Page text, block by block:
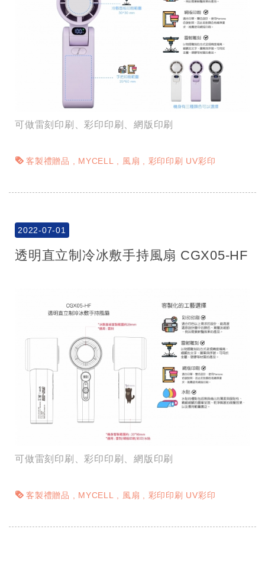
可做雷刻印刷、彩印印刷、網版印刷
客製禮贈品 MYCELL 風扇 彩印印刷 UV彩印
2022-07-01
透明直立制冷冰敷手持風扇 CGX05-HF
可做雷刻印刷、彩印印刷、網版印刷
客製禮贈品 MYCELL 風扇 彩印印刷 UV彩印